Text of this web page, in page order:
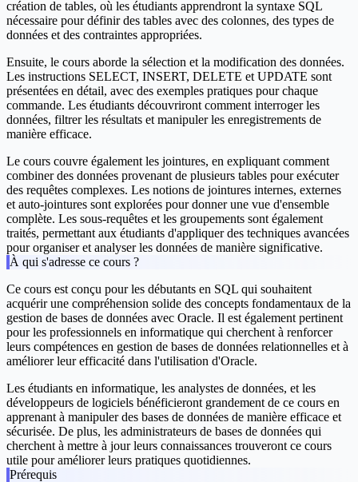
création de tables, où les étudiants apprendront la syntaxe SQL
nécessaire pour définir des tables avec des colonnes, des types de
données et des contraintes appropriées.
Ensuite, le cours aborde la sélection et la modification des données.
Les instructions SELECT, INSERT, DELETE et UPDATE sont
présentées en détail, avec des exemples pratiques pour chaque
commande. Les étudiants découvriront comment interroger les
données, filtrer les résultats et manipuler les enregistrements de
manière efficace.
Le cours couvre également les jointures, en expliquant comment
combiner des données provenant de plusieurs tables pour exécuter
des requêtes complexes. Les notions de jointures internes, externes
et auto-jointures sont explorées pour donner une vue d'ensemble
complète. Les sous-requêtes et les groupements sont également
traités, permettant aux étudiants d'appliquer des techniques avancées
pour organiser et analyser les données de manière significative.
À qui s'adresse ce cours ?
Ce cours est conçu pour les débutants en SQL qui souhaitent
acquérir une compréhension solide des concepts fondamentaux de la
gestion de bases de données avec Oracle. Il est également pertinent
pour les professionnels en informatique qui cherchent à renforcer
leurs compétences en gestion de bases de données relationnelles et à
améliorer leur efficacité dans l'utilisation d'Oracle.
Les étudiants en informatique, les analystes de données, et les
développeurs de logiciels bénéficieront grandement de ce cours en
apprenant à manipuler des bases de données de manière efficace et
sécurisée. De plus, les administrateurs de bases de données qui
cherchent à mettre à jour leurs connaissances trouveront ce cours
utile pour améliorer leurs pratiques quotidiennes.
Prérequis